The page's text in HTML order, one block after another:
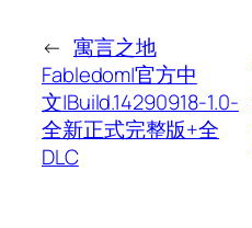
← 寓言之地
Fabledom|官方中
文|Build.14290918-1.0-
全新正式完整版+全
DLC